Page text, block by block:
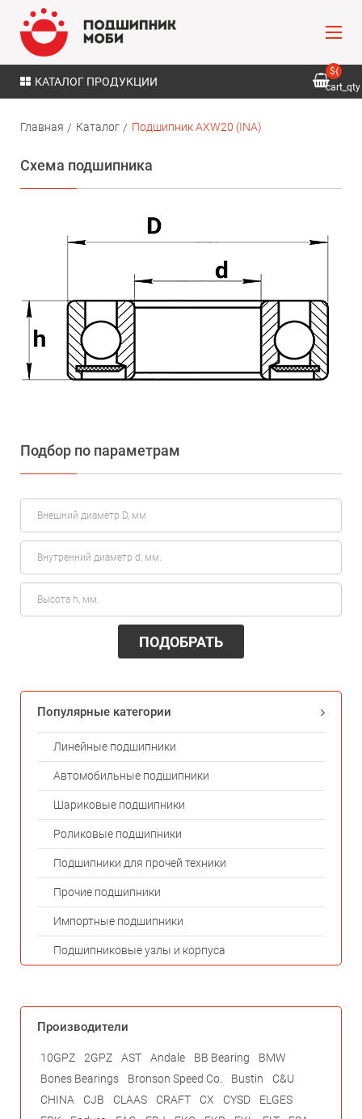
КАТАЛОГ ПРОДУКЦИИ
${
cart_qty
Главная Каталог Подшипник AXW20 (INA)
Схема подшипника
Подбор по параметрам
ПОДОБРАТЬ
Популярные категории
Линейные подшипники
Автомобильные подшипники
Шариковые подшипники
Роликовые подшипники
Подшипники для прочей техники
Прочие подшипники
Импортные подшипники
Подшипниковые узлы и корпуса
Производители
10GPZ 2GPZ AST Andale BB Bearing
BMW
Bones Bearings
Bronson Speed Co. Bustin
C&U
CHINA
CJB CLAAS CRAFT CX CYSD
ELGES